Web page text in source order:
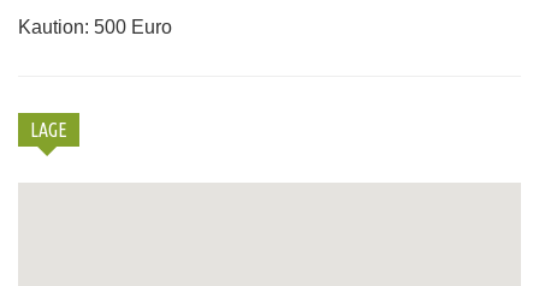
Kaution: 500 Euro
LAGE